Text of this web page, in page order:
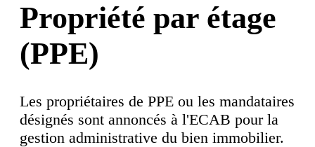
Propriété par étage
(PPE)
Les propriétaires de PPE ou les mandataires
désignés sont annoncés à l'ECAB pour la
gestion administrative du bien immobilier.